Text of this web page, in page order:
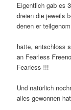
Eigentlich gab es
dreien die jeweils
denen er
hatte, entschloss
an Fearless
Fearless !!!
Und natürlich
alles gewonnen